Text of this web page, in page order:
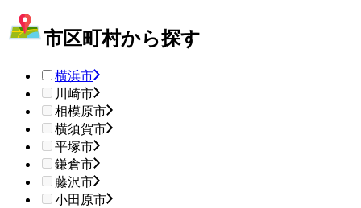
市区町村から探す
横浜市
川崎市
相模原市
横須賀市
平塚市
鎌倉市
藤沢市
小田原市